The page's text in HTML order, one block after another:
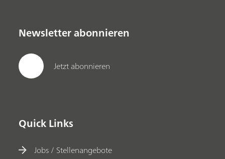
Newsletter abonnieren
Jetzt abonnieren
Quick Links
Jobs / Stellenangebote